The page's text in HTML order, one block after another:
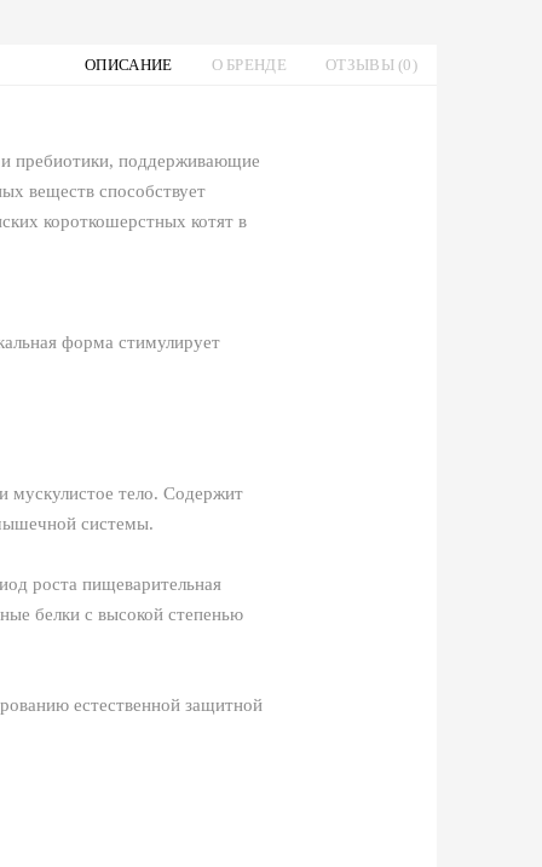
ОПИСАНИЕ О БРЕНДЕ ОТЗЫВЫ (0)
пребиотики, поддерживающие
веществ способствует
короткошерстных котят в
форма стимулирует
мускулистое тело. Содержит
системы.
роста пищеварительная
белки с высокой степенью
естественной защитной